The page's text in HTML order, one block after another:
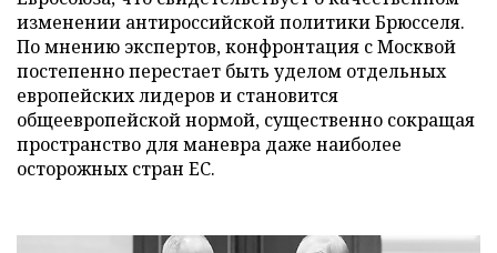
изменении антироссийской политики Брюсселя.
По мнению экспертов, конфронтация с Москвой
постепенно перестает быть уделом отдельных
европейских лидеров и становится
общеевропейской нормой, существенно сокращая
пространство для маневра даже наиболее
осторожных стран ЕС.